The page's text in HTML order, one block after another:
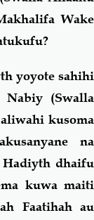
Wake
yoyote sahihi
Nabiy (Swalla
kusoma
na
Hadiyth dhaifu
kuwa maiti
Faatihah au